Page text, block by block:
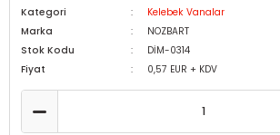
Kategori
Kelebek Vanalar
Marka
NOZBART
Stok Kodu
DİM-0314
Fiyat
0,57 EUR + KDV